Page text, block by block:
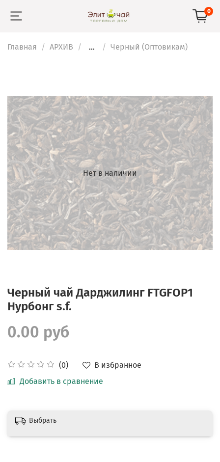
0
Главная АРХИВ ... Черный (Оптовикам)
Нет в наличии
Черный чай Дарджилинг FTGFOP1
Нурбонг s.f.
(0)
В избранное
Добавить в сравнение
0.00 руб
Выбрать